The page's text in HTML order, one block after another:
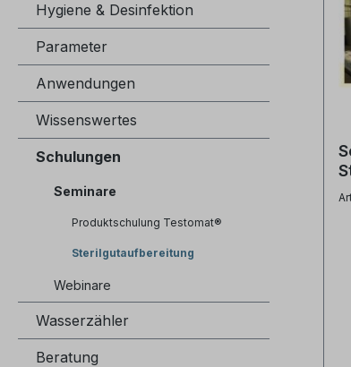
Hygiene & Desinfektion
Parameter
Anwendungen
Wissenswertes
Schulungen
Seminare
Produktschulung Testomat®
Sterilgutaufbereitung
Webinare
Wasserzähler
Beratung